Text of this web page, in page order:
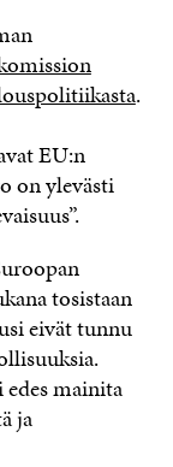
.
EU:n
on ylevästi
tosistaan
eivät tunnu
mainita
ja